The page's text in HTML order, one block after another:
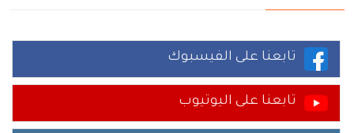
تابعنا على الفيسبوك
تابعنا على اليوتيوب